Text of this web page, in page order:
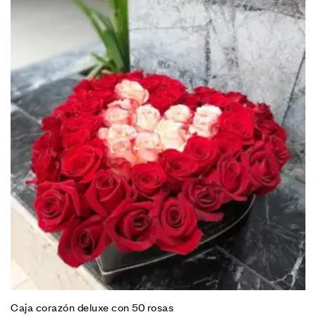
Caja corazón deluxe con 50 rosas